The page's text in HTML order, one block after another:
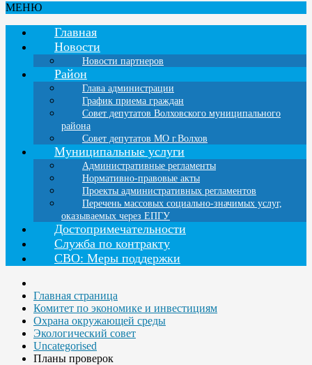
МЕНЮ
Главная
Новости
Новости партнеров
Район
Глава администрации
График приема граждан
Совет депутатов Волховского муниципального
района
Совет депутатов МО г.Волхов
Муниципальные услуги
Административные регламенты
Нормативно-правовые акты
Проекты административных регламентов
Перечень массовых социально-значимых услуг,
оказываемых через ЕПГУ
Достопримечательности
Служба по контракту
СВО: Меры поддержки
Главная страница
Комитет по экономике и инвестициям
Охрана окружающей среды
Экологический совет
Uncategorised
Планы проверок